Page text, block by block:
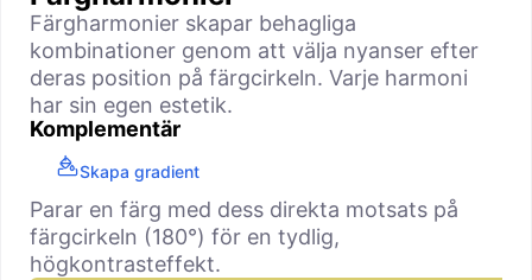
Färgharmonier skapar behagliga
kombinationer genom att välja nyanser efter
deras position på färgcirkeln. Varje harmoni
har sin egen estetik.
Komplementär
Skapa gradient
Parar en färg med dess direkta motsats på
färgcirkeln (180°) för en tydlig,
högkontrasteffekt.